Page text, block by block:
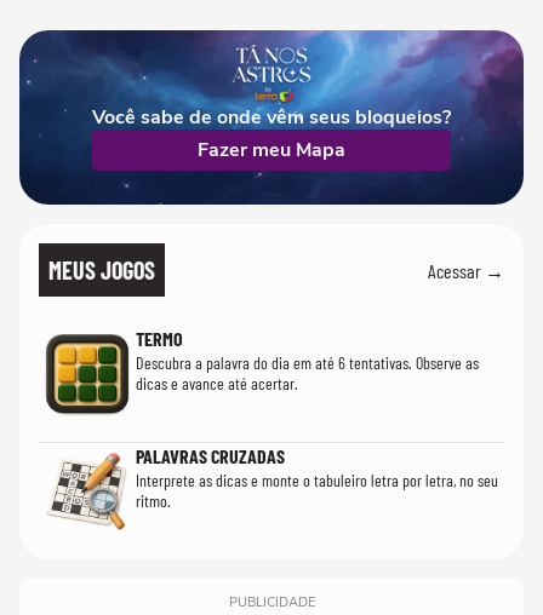
Você sabe de onde vêm seus bloqueios?
Fazer meu Mapa
MEUS JOGOS Acessar →
TERMO
Descubra a palavra do dia em até 6 tentativas. Observe as
dicas e avance até acertar.
PALAVRAS CRUZADAS
Interprete as dicas e monte o tabuleiro letra por letra, no seu
ritmo.
PUBLICIDADE